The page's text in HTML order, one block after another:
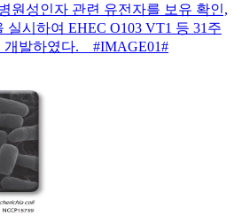
원성인자 관련 유전자를 보유 확인,
실시하여 EHEC O103 VT1 등 31주
개발하였다. #IMAGE01#